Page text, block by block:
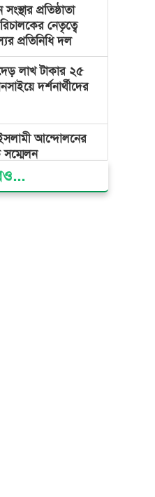
প্রতিষ্ঠাতা
নেতৃত্বে
প্রতিনিধি দল
লাখ টাকার ২৫
দর্শনার্থীদের
আন্দোলনের
সম্মেলন